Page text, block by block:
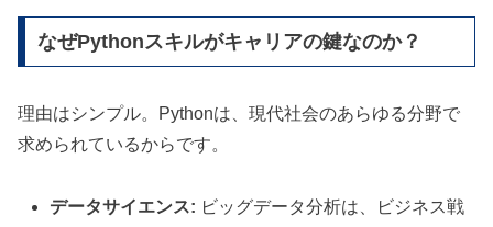
なぜPythonスキルがキャリアの鍵なのか？
理由はシンプル。Pythonは、現代社会のあらゆる分野で
求められているからです。
データサイエンス: ビッグデータ分析は、ビジネス戦